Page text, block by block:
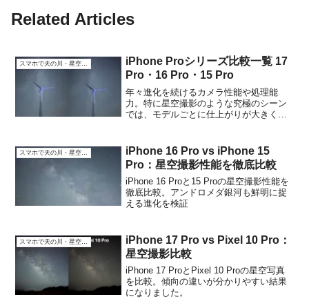
Related Articles
iPhone Proシリーズ比較一覧 17
Pro・16 Pro・15 Pro
年々進化を続けるカメラ性能や処理能
力。特に星空撮影のような究極のシーン
では、モデルごとに仕上がりが大きく異
Pro）の比較記事をまとめてご紹介してい
ま...
iPhone 16 Pro vs iPhone 15
Pro：星空撮影性能を徹底比較
iPhone 16 Proと15 Proの星空撮影性能を
徹底比較。アンドロメダ銀河も鮮明に捉
える進化を検証
スマホで天の川・星空撮影
iPhone 17 Pro vs Pixel 10 Pro：
星空撮影比較
iPhone 17 ProとPixel 10 Proの星空写真
を比較。傾向の違いが分かりやすい結果
になりました。